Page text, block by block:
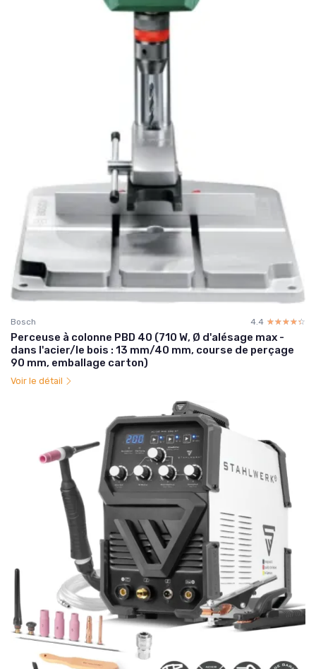
Bosch 4.4 ☆☆☆☆☆
★★★★★
Perceuse à colonne PBD 40 (710 W, Ø d'alésage max -
dans l'acier/le bois : 13 mm/40 mm, course de perçage
90 mm, emballage carton)
Voir le détail